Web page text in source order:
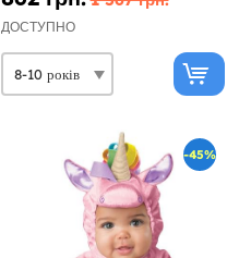
ДОСТУПНО
-45%